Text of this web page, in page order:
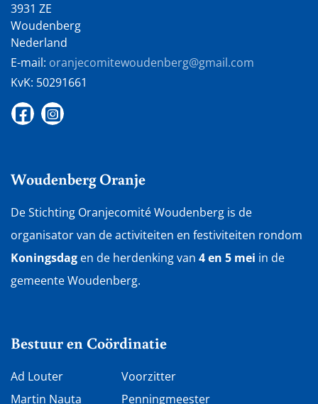
3931 ZE
Woudenberg
Nederland
E-mail: oranjecomitewoudenberg@gmail.com
KvK: 50291661
Woudenberg Oranje
De Stichting Oranjecomité Woudenberg is de
organisator van de activiteiten en festiviteiten rondom
Koningsdag en de herdenking van 4 en 5 mei in de
gemeente Woudenberg.
Bestuur en Coördinatie
Ad Louter
Martin Nauta
Voorzitter
Penningmeester